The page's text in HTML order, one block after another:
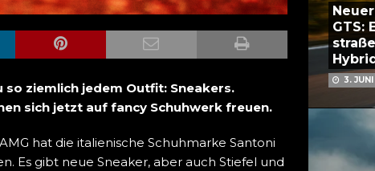
so ziemlich jedem Outfit: Sneakers.
sich jetzt auf fancy Schuhwerk freuen.
hat die italienische Schuhmarke Santoni
Es gibt neue Sneaker, aber auch Stiefel und
GTS:
3.